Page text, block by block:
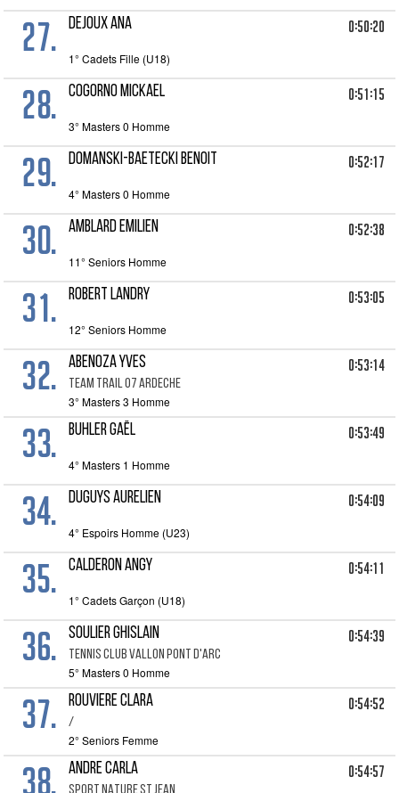
27. DEJOUX ANA 0:50:20
1° Cadets Fille (U18)
28. COGORNO Mickael 0:51:15
3° Masters 0 Homme
29. DOMANSKI-BAETECKI Benoit 0:52:17
4° Masters 0 Homme
30. AMBLARD Emilien 0:52:38
11° Seniors Homme
31. ROBERT Landry 0:53:05
12° Seniors Homme
32. ABENOZA Yves
TEAM TRAIL 07 ARDECHE
0:53:14
3° Masters 3 Homme
33. BUHLER Gaël 0:53:49
4° Masters 1 Homme
34. DUGUYS Aurelien 0:54:09
4° Espoirs Homme (U23)
35. CALDERON Angy 0:54:11
1° Cadets Garçon (U18)
36. SOULIER Ghislain
TENNIS CLUB VALLON PONT D'ARC
0:54:39
5° Masters 0 Homme
37. ROUVIERE Clara
/
0:54:52
2° Seniors Femme
38. ANDRE Carla 0:54:57